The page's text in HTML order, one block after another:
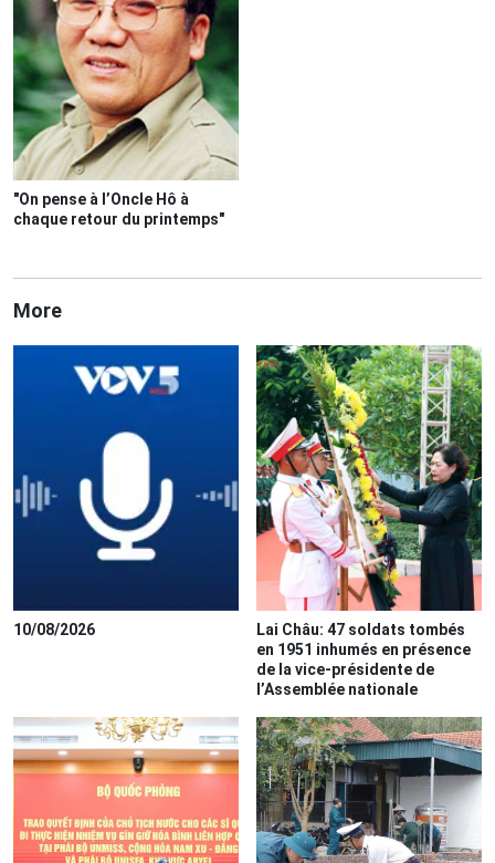
"On pense à l’Oncle Hô à
chaque retour du printemps"
More
10/08/2026
Lai Châu: 47 soldats tombés
en 1951 inhumés en présence
de la vice-présidente de
l’Assemblée nationale